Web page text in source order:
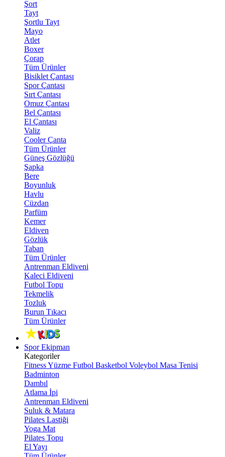
Şort
Tayt
Şortlu Tayt
Mayo
Atlet
Boxer
Çorap
Tüm Ürünler
Bisiklet Çantası
Spor Çantası
Sırt Çantası
Omuz Çantası
Bel Çantası
El Çantası
Valiz
Cooler Çanta
Tüm Ürünler
Güneş Gözlüğü
Şapka
Bere
Boyunluk
Havlu
Cüzdan
Parfüm
Kemer
Eldiven
Gözlük
Taban
Tüm Ürünler
Antrenman Eldiveni
Kaleci Eldiveni
Futbol Topu
Tekmelik
Tozluk
Burun Tıkacı
Tüm Ürünler
Spor Ekipman
Kategoriler
FitnessYüzme Futbol Basketbol Voleybol Masa Tenisi
Badminton
Dambıl
Atlama İpi
Antrenman Eldiveni
Suluk & Matara
Pilates Lastiği
Yoga Mat
Pilates Topu
El Yayı